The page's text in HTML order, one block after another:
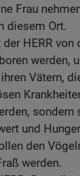
Frau
diesem Ort.
HERR von
werden,
Vätern,
und
den
werden.